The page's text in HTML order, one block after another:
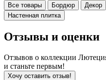
Все товары Бордюр Декор
Настенная плитка
Отзывы и оценки
Отзывов о коллекции
и станьте первым!
Хочу оставить отзыв!